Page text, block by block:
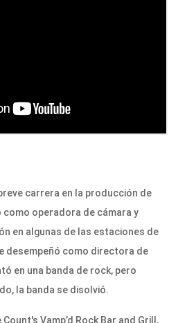
carrera en la producción de
operadora de cámara y
en algunas de las estaciones de
desempeñó como directora de
en una banda de rock, pero
la banda se disolvió.
Vamp’d Rock Bar and Grill,